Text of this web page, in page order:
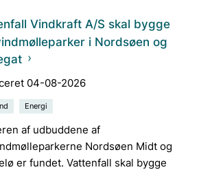
Vindkraft A/S skal bygge
i Nordsøen og
04-08-2026
Energi
af udbuddene af
Nordsøen Midt og
er fundet. Vattenfall skal bygge